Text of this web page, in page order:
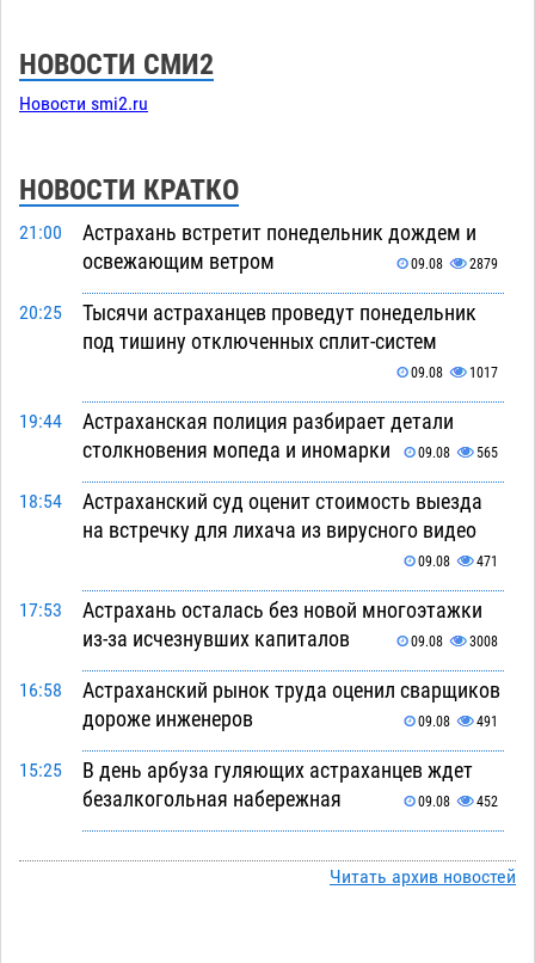
НОВОСТИ СМИ2
Новости smi2.ru
НОВОСТИ КРАТКО
21:00
Астрахань встретит понедельник дождем и
освежающим ветром
09.08 2879
20:25
Тысячи астраханцев проведут понедельник
под тишину отключенных сплит-систем
09.08 1017
19:44
Астраханская полиция разбирает детали
столкновения мопеда и иномарки
09.08 565
18:54
Астраханский суд оценит стоимость выезда
на встречку для лихача из вирусного видео
09.08 471
17:53
Астрахань осталась без новой многоэтажки
из-за исчезнувших капиталов
09.08 3008
16:58
Астраханский рынок труда оценил сварщиков
дороже инженеров
09.08 491
15:25
В день арбуза гуляющих астраханцев ждет
безалкогольная набережная
09.08 452
Астрахани в кредитную яму
09.08 1042
Читать архив новостей